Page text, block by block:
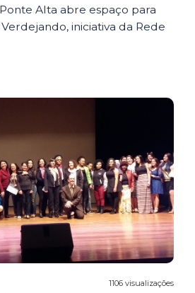
Ponte Alta abre espaço para
iniciativa da Rede
1106 visualizações